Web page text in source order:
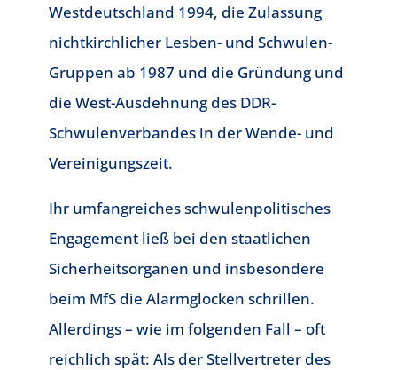
Westdeutschland 1994, die Zulassung
nichtkirchlicher Lesben- und Schwulen-
Gruppen ab 1987 und die Gründung und
die West-Ausdehnung des DDR-
Schwulenverbandes in der Wende- und
Vereinigungszeit.
Ihr umfangreiches schwulenpolitisches
Engagement ließ bei den staatlichen
Sicherheitsorganen und insbesondere
beim MfS die Alarmglocken schrillen.
Allerdings – wie im folgenden Fall – oft
reichlich spät: Als der Stellvertreter des